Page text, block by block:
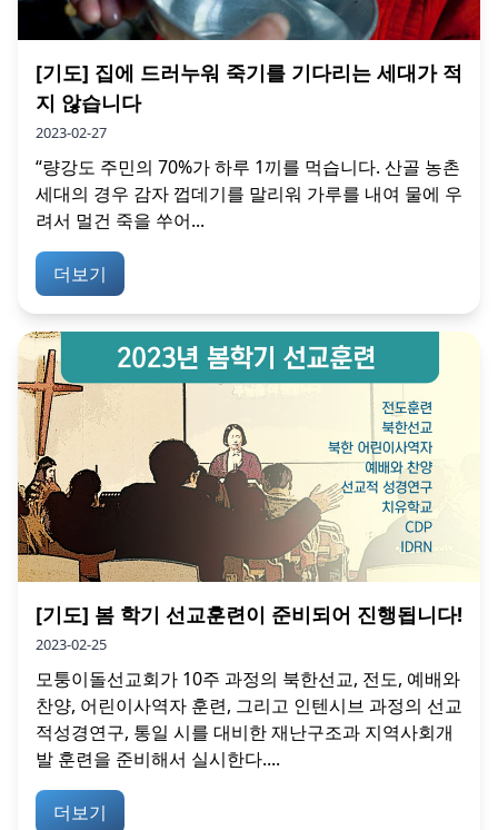
[기도] 집에 드러누워 죽기를 기다리는 세대가 적
지 않습니다
2023-02-27
“량강도 주민의 70%가 하루 1끼를 먹습니다. 산골 농촌
세대의 경우 감자 껍데기를 말리워 가루를 내여 물에 우
려서 멀건 죽을 쑤어...
더보기
[기도] 봄 학기 선교훈련이 준비되어 진행됩니다!
2023-02-25
모퉁이돌선교회가 10주 과정의 북한선교, 전도, 예배와
찬양, 어린이사역자 훈련, 그리고 인텐시브 과정의 선교
적성경연구, 통일 시를 대비한 재난구조과 지역사회개
발 훈련을 준비해서 실시한다....
더보기